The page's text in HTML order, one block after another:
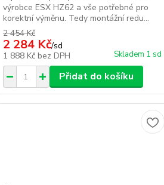
výrobce ESX HZ62 a vše potřebné pro
korektní výměnu. Tedy montážní redu...
2 454 Kč
2 284 Kč/sd
1 888 Kč bez DPH Skladem 1 sd
Přidat do košíku